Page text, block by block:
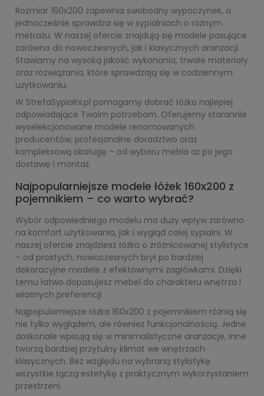
Rozmiar 160x200 zapewnia swobodny wypoczynek, a
jednocześnie sprawdza się w sypialniach o różnym
metrażu. W naszej ofercie znajdują się modele pasujące
zarówno do nowoczesnych, jak i klasycznych aranżacji.
Stawiamy na wysoką jakość wykonania, trwałe materiały
oraz rozwiązania, które sprawdzają się w codziennym
użytkowaniu.
W StrefaSypialni.pl pomagamy dobrać łóżko najlepiej
odpowiadające Twoim potrzebom. Oferujemy starannie
wyselekcjonowane modele renomowanych
producentów, profesjonalne doradztwo oraz
kompleksową obsługę – od wyboru mebla aż po jego
dostawę i montaż.
Najpopularniejsze modele łóżek 160x200 z
pojemnikiem – co warto wybrać?
Wybór odpowiedniego modelu ma duży wpływ zarówno
na komfort użytkowania, jak i wygląd całej sypialni. W
naszej ofercie znajdziesz łóżka o zróżnicowanej stylistyce
– od prostych, nowoczesnych brył po bardziej
dekoracyjne modele z efektownymi zagłówkami. Dzięki
temu łatwo dopasujesz mebel do charakteru wnętrza i
własnych preferencji.
Najpopularniejsze łóżka 160x200 z pojemnikiem różnią się
nie tylko wyglądem, ale również funkcjonalnością. Jedne
doskonale wpisują się w minimalistyczne aranżacje, inne
tworzą bardziej przytulny klimat we wnętrzach
klasycznych. Bez względu na wybraną stylistykę
wszystkie łączą estetykę z praktycznym wykorzystaniem
przestrzeni.